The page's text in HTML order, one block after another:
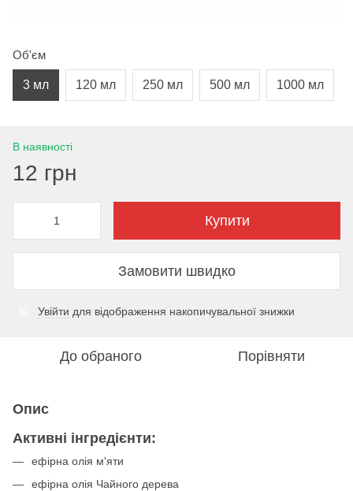
Об'єм
3 мл 120 мл 250 мл 500 мл 1000 мл
В наявності
12 грн
Купити
Замовити швидко
Увійти для відображення накопичувальної знижки
До обраного Порівняти
Опис
Активні інгредієнти:
ефірна олія м'яти
ефірна олія Чайного дерева